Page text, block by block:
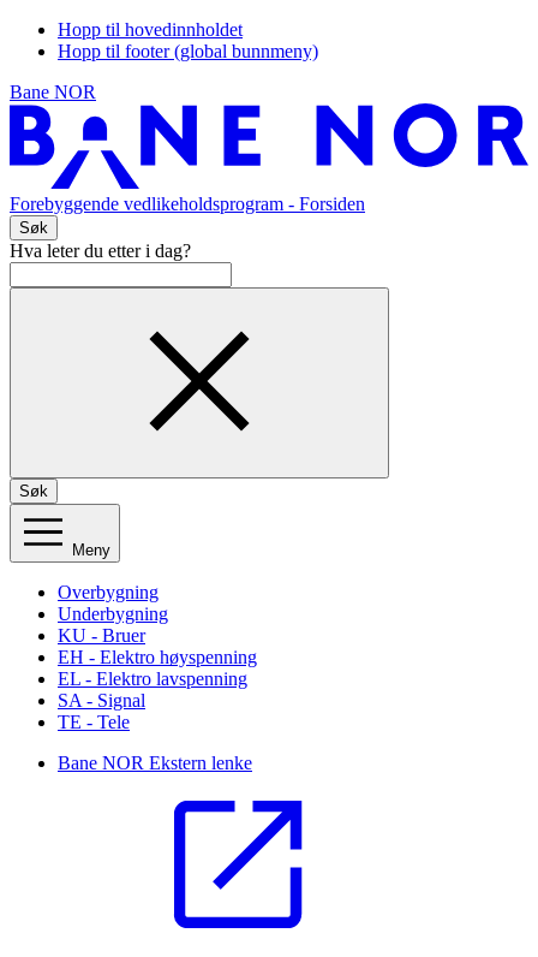
Hopp til hovedinnholdet
Hopp til footer (global bunnmeny)
Bane NOR
Forebyggende vedlikeholdsprogram - Forsiden
Søk
Hva leter du etter i dag?
Søk
Meny
Overbygning
Underbygning
KU - Bruer
EH - Elektro høyspenning
EL - Elektro lavspenning
SA - Signal
TE - Tele
Bane NOR Ekstern lenke